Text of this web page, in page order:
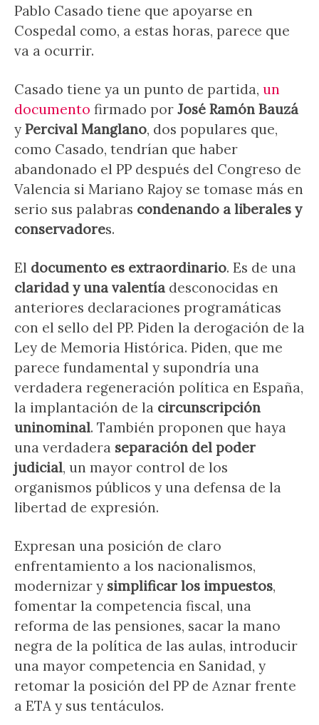
Pablo Casado tiene que apoyarse en
Cospedal como, a estas horas, parece que
va a ocurrir.
Casado tiene ya un punto de partida, un
documento firmado por José Ramón Bauzá
y Percival Manglano, dos populares que,
como Casado, tendrían que haber
abandonado el PP después del Congreso de
Valencia si Mariano Rajoy se tomase más en
serio sus palabras condenando a liberales y
conservadores.
El documento es extraordinario. Es de una
claridad y una valentía desconocidas en
anteriores declaraciones programáticas
con el sello del PP. Piden la derogación de la
Ley de Memoria Histórica. Piden, que me
parece fundamental y supondría una
verdadera regeneración política en España,
la implantación de la circunscripción
uninominal. También proponen que haya
una verdadera separación del poder
judicial, un mayor control de los
organismos públicos y una defensa de la
libertad de expresión.
Expresan una posición de claro
enfrentamiento a los nacionalismos,
modernizar y simplificar los impuestos,
fomentar la competencia fiscal, una
reforma de las pensiones, sacar la mano
negra de la política de las aulas, introducir
una mayor competencia en Sanidad, y
retomar la posición del PP de Aznar frente
a ETA y sus tentáculos.